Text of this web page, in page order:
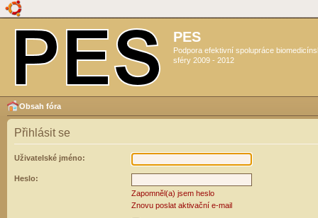
PES
Podpora efektivní spolupráce
sféry 2009 - 2012
Obsah fóra
Přihlásit se
Uživatelské jméno:
Heslo:
Zapomněl(a) jsem heslo
Znovu poslat aktivační e-mail